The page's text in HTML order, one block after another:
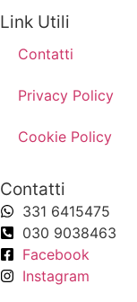
Link Utili
Contatti
Privacy Policy
Cookie Policy
Contatti
331 6415475
030 9038463
Facebook
Instagram